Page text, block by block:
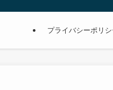
プライバシーポリ